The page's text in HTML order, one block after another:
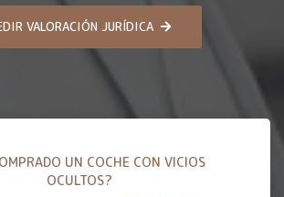
VALORACIÓN JURÍDICA
UN COCHE CON VICIOS
OCULTOS?